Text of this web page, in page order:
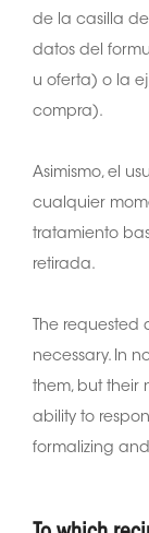
de la casilla
datos del
u oferta) o la
compra).
Asimismo, el
cualquier
tratamiento
retirada.
The requested
necessary. In
them, but their
ability to
formalizing